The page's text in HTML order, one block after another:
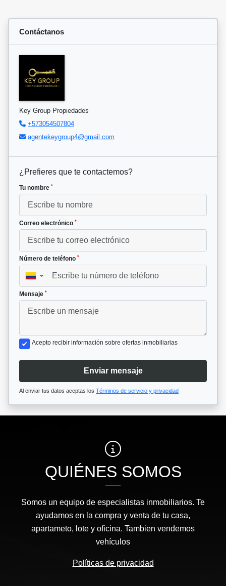
Contáctanos
Key Group Propiedades
+573054507804
agentekeygroup4@gmail.com
¿Prefieres que te contactemos?
Tu nombre *
Correo electrónico *
Número de teléfono *
▼
Mensaje *
Acepto recibir información sobre ofertas inmobiliarias
Enviar mensaje
Al enviar tus datos aceptas los Términos de servicio y privacidad
QUIÉNES SOMOS
Somos un equipo de especialistas inmobiliarios. Te
ayudamos en la compra y venta de tu casa,
apartameto, lote y oficina. Tambien vendemos
vehículos
Políticas de privacidad